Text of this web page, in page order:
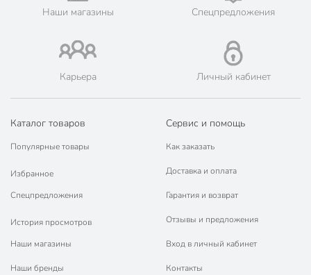
Наши магазины Спецпредложения
Карьера Личный кабинет
Каталог товаров
Популярные товары
Избранное
Спецпредложения
История просмотров
Наши магазины
Наши бренды
Сервис и помощь
Как заказать
Доставка и оплата
Гарантия и возврат
Отзывы и предложения
Вход в личный кабинет
Контакты